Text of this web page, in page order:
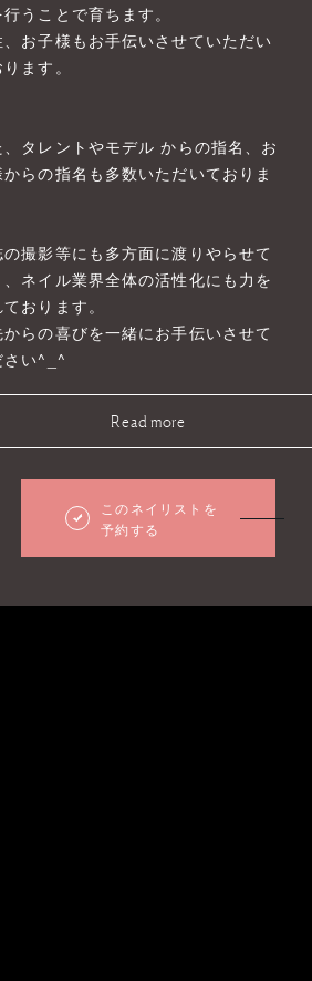
うことで育ちます。
、お子様もお手伝いさせていただい
ます。
、タレントやモデル からの指名、お
からの指名も多数いただいておりま
の撮影等にも多方面に渡りやらせて
、ネイル業界全体の活性化にも力を
おります。
からの喜びを一緒にお手伝いさせて
さい^_^
Read more
このネイリストを
予約する